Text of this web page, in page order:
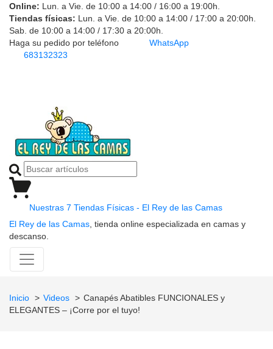
Online: Lun. a Vie. de 10:00 a 14:00 / 16:00 a 19:00h.
Tiendas físicas: Lun. a Vie. de 10:00 a 14:00 / 17:00 a 20:00h.
Sab. de 10:00 a 14:00 / 17:30 a 20:00h.
Haga su pedido por teléfono
683132323
WhatsApp
Nuestras 7 Tiendas Físicas - El Rey de las Camas
El Rey de las Camas , tienda online especializada en camas y
descanso.
Inicio Videos
Canapés Abatibles FUNCIONALES y
ELEGANTES – ¡Corre por el tuyo!